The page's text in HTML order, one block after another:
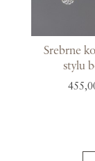
Srebrne
stylu